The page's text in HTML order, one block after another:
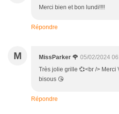
Merci bien et bon lundi!!!!
Répondre
M MissParker 🌹 05/02/2024
Très jolie grille 💞<br /> Merci
bisous 😘
Répondre